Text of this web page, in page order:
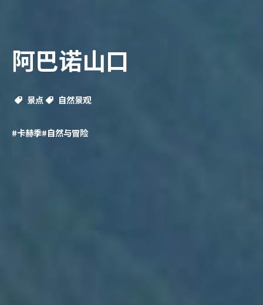
阿巴诺山口
景点 自然景观
#卡赫季#自然与冒险